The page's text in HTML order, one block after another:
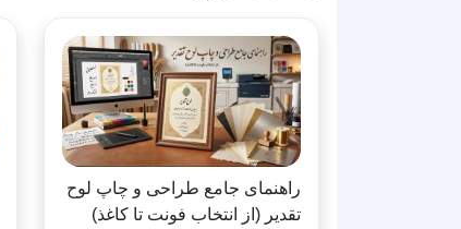
راهنمای جامع طراحی و چاپ لوح
تقدیر (از انتخاب فونت تا کاغذ)